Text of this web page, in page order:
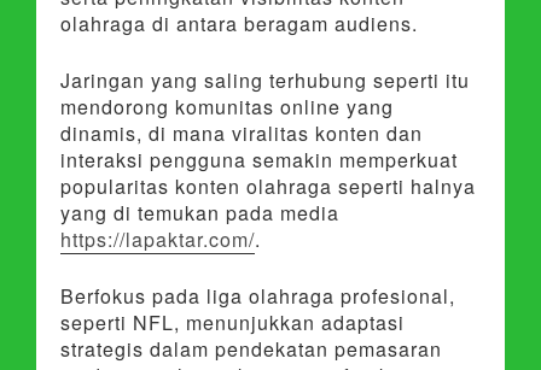
olahraga di antara beragam audiens.
Jaringan yang saling terhubung seperti itu
mendorong komunitas online yang
dinamis, di mana viralitas konten dan
interaksi pengguna semakin memperkuat
popularitas konten olahraga seperti halnya
yang di temukan pada media
https://lapaktar.com/.
Berfokus pada liga olahraga profesional,
seperti NFL, menunjukkan adaptasi
strategis dalam pendekatan pemasaran